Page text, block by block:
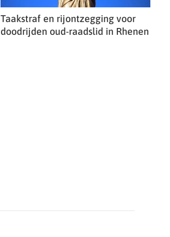
Taakstraf en rijontzegging voor
doodrijden oud-raadslid in Rhenen